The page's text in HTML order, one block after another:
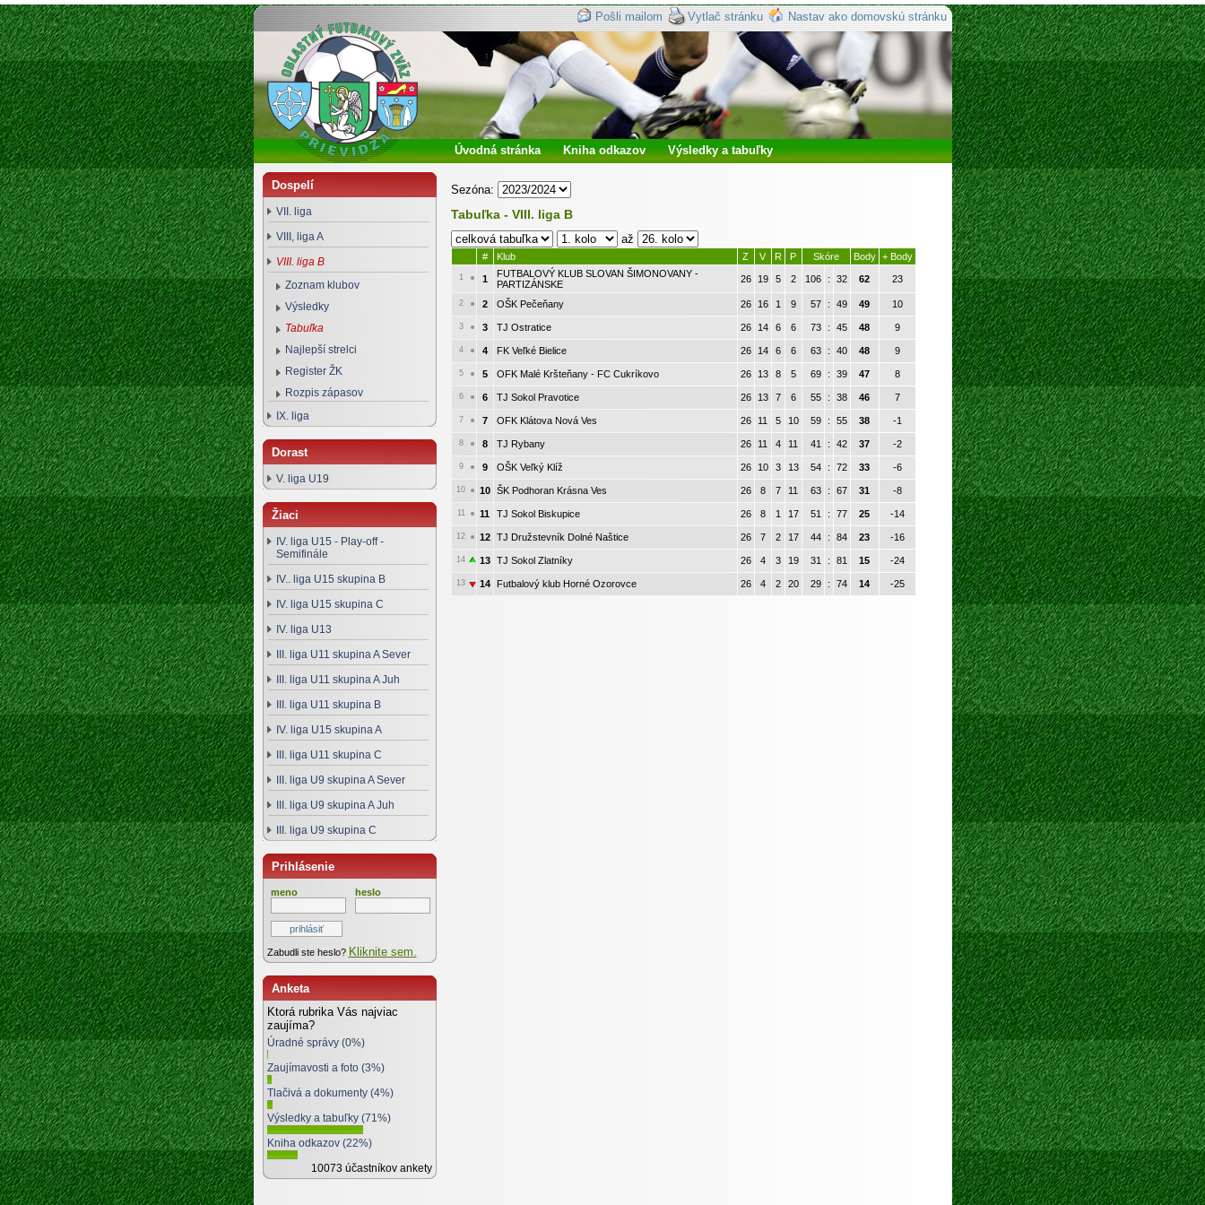
Pošli mailom Vytlač stránku Nastav ako domovskú stránku
Oblastný futbalový zväz Prievidza
Úvodná stránka Kniha odkazov Výsledky a tabuľky
Dospelí
VII. liga
VIII, liga A
VIII. liga B
Zoznam klubov
Výsledky
Tabuľka
Najlepší strelci
Register ŽK
Rozpis zápasov
IX. liga
Dorast
V. liga U19
Žiaci
IV. liga U15 - Play-off -
Semifinále
IV.. liga U15 skupina B
IV. liga U15 skupina C
IV. liga U13
III. liga U11 skupina A Sever
III. liga U11 skupina A Juh
III. liga U11 skupina B
IV. liga U15 skupina A
III. liga U11 skupina C
III. liga U9 skupina A Sever
III. liga U9 skupina A Juh
III. liga U9 skupina C
Prihlásenie
meno heslo
Zabudli ste heslo? Kliknite sem.
Anketa
Ktorá rubrika Vás najviac
zaujíma?
Úradné správy (0%)
Zaujímavosti a foto (3%)
Tlačivá a dokumenty (4%)
Výsledky a tabuľky (71%)
Kniha odkazov (22%)
10073 účastníkov ankety
Sezóna:
Tabuľka - VIII. liga B
až
# Klub Z V R P Skóre Body + Body
1 1
FUTBALOVÝ KLUB SLOVAN ŠIMONOVANY -
PARTIZÁNSKE
26 19 5 2 106 : 32 62 23
2 2 OŠK Pečeňany 26 16 1 9 57 : 49 49 10
3 3 TJ Ostratice 26 14 6 6 73 : 45 48 9
4 4 FK Veľké Bielice 26 14 6 6 63 : 40 48 9
5 5 OFK Malé Kršteňany - FC Cukríkovo 26 13 8 5 69 : 39 47 8
6 6 TJ Sokol Pravotice 26 13 7 6 55 : 38 46 7
7 7 OFK Klátova Nová Ves 26 11 5 10 59 : 55 38 -1
8 8 TJ Rybany 26 11 4 11 41 : 42 37 -2
9 9 OŠK Veľký Klíž 26 10 3 13 54 : 72 33 -6
10 10 ŠK Podhoran Krásna Ves 26 8 7 11 63 : 67 31 -8
11 11 TJ Sokol Biskupice 26 8 1 17 51 : 77 25 -14
12 12 TJ Družstevník Dolné Naštice 26 7 2 17 44 : 84 23 -16
14 13 TJ Sokol Zlatníky 26 4 3 19 31 : 81 15 -24
13 14 Futbalový klub Horné Ozorovce 26 4 2 20 29 : 74 14 -25